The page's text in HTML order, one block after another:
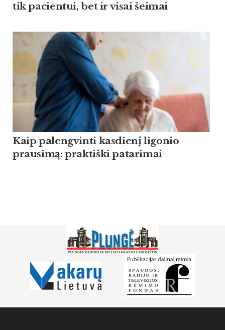
tik pa­cien­tui, bet ir vi­sai šei­mai
Kaip palengvinti kasdienį ligonio
prausimą: praktiški patarimai